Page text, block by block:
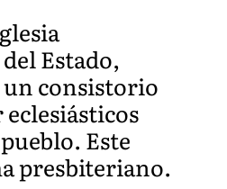
Estado,
consistorio
Este
presbiteriano.